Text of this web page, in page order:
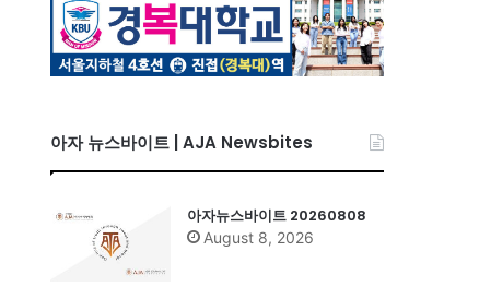
아자 뉴스바이트 | AJA Newsbites
아자뉴스바이트 20260808
August 8, 2026